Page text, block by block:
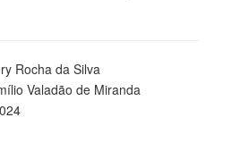
Rocha da Silva
Valadão de Miranda